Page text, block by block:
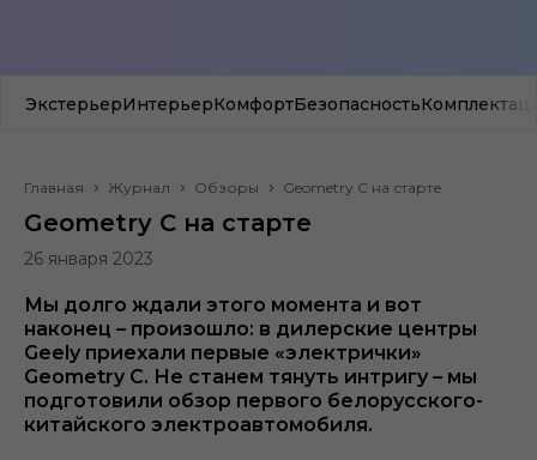
ЭкстерьерИнтерьерКомфортБезопасность
Главная Журнал Обзоры Geometry С на старте
Geometry С на старте
26 января 2023
Мы долго ждали этого момента и вот
наконец – произошло: в дилерские центры
Geely приехали первые «электрички»
Geometry С. Не станем тянуть интригу – мы
подготовили обзор первого белорусского-
китайского электроавтомобиля.